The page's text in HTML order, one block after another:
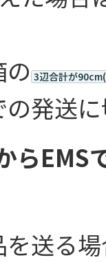
3辺合計が
の発送
らEMS
送る